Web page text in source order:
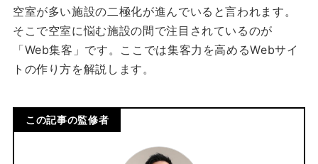
空室が多い施設の二極化が進んでいると言われます。
そこで空室に悩む施設の間で注目されているのが
「Web集客」です。ここでは集客力を高めるWebサイ
トの作り方を解説します。
この記事の監修者